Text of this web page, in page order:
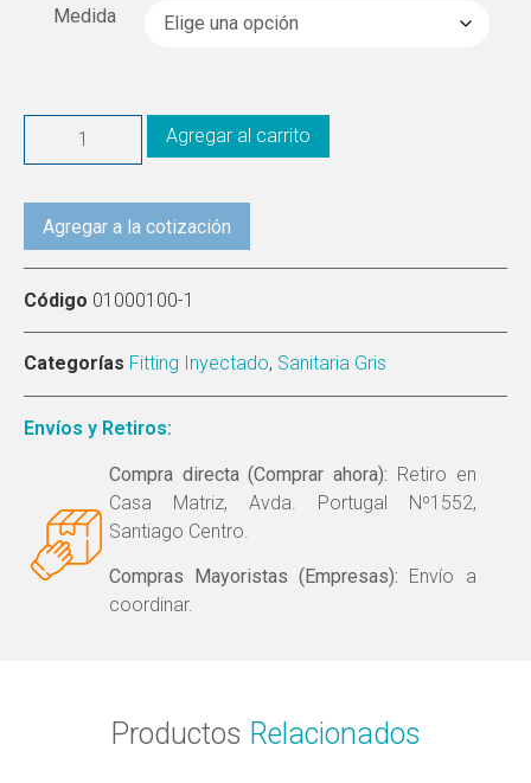
Medida
Agregar al carrito
Agregar a la cotización
Código 01000100-1
Categorías Fitting Inyectado, Sanitaria Gris
Envíos y Retiros:
Compra directa (Comprar ahora): Retiro en
Casa Matriz, Avda. Portugal Nº1552,
Santiago Centro.
Compras Mayoristas (Empresas): Envío a
coordinar.
Productos Relacionados